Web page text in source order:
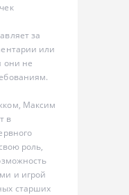
за
или
они не
Максим
в
роль,
и игрой
старших